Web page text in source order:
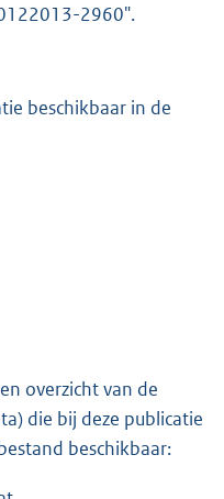
o
:
2960".
beschikbaar in de
overzicht van de
die bij deze publicatie
beschikbaar: